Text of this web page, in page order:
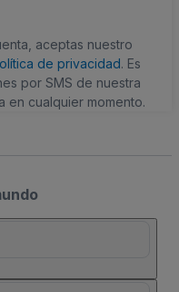
aceptas nuestro
de privacidad. Es
por SMS de nuestra
cualquier momento.